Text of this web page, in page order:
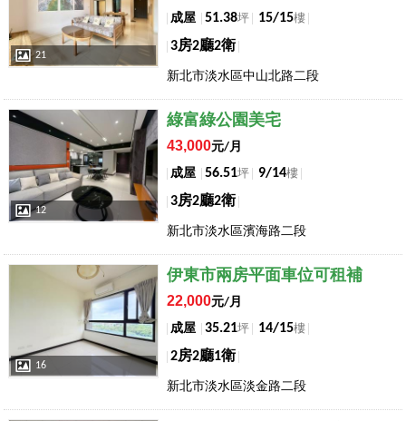
21
成屋
51.38坪 15/15樓
3房2廳2衛
新北市淡水區中山北路二段
店長推薦
12
綠富綠公園美宅
43,000元/月
成屋
56.51坪 9/14樓
3房2廳2衛
新北市淡水區濱海路二段
16
伊東市兩房平面車位可租補
22,000元/月
成屋
35.21坪 14/15樓
2房2廳1衛
新北市淡水區淡金路二段